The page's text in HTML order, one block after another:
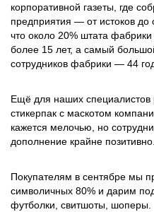
корпоративной газеты, где
предприятия — от истоков
что около 20% штата
более 15 лет, а самый
сотрудников фабрики — 44
Ещё для наших
стикерпак с маскотом
кажется мелочью, но
дополнение крайне позитивно.
Покупателям в сентябре мы
символичных 80% и дарим
футболки, свитшоты, шоперы.